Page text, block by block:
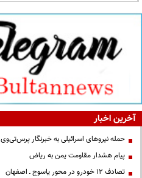
آخرین اخبار
حمله نیروهای اسرائیلی به خبرنگار پرس‌تی‌وی
پیام هشدار مقاومت یمن به ریاض
تصادف ۱۲ خودرو در محور یاسوج ـ اصفهان